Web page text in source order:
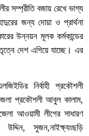
সম্প্রীতি বজায় রেখে ভাগ্য
জন্য দোয়া ও প্রার্থনা
উন্নয়ন মূলক কর্মকান্ডের
দেশ এগিয়ে যাচ্ছে। এর
নির্বাহী প্রকৌশলী
প্রকৌশলী আবুল কালাম,
আওয়ামী লীগের সাধারণ
সুজন,নাইক্ষ্যংছড়ি